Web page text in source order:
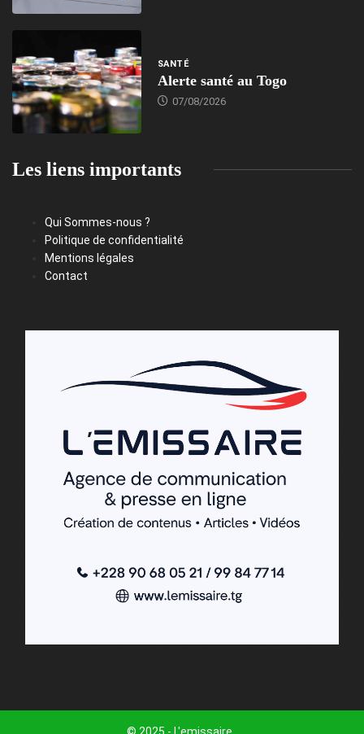
SANTÉ
Alerte santé au Togo
07/08/2026
Les liens importants
Qui Sommes-nous ?
Politique de confidentialité
Mentions légales
Contact